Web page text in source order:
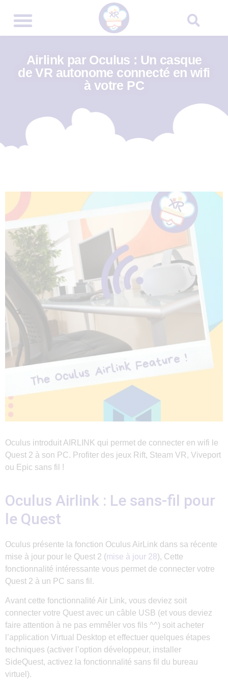
Airlink par Oculus : Un casque
de VR autonome connecté en wifi
à votre PC
Oculus introduit AIRLINK qui permet de connecter en wifi le
Quest 2 à son PC. Profiter des jeux Rift, Steam VR, Viveport
ou Epic sans fil !
Oculus Airlink : Le sans-fil pour
le Quest
Oculus présente la fonction Oculus AirLink dans sa récente
mise à jour pour le Quest 2 (mise à jour 28), Cette
fonctionnalité intéressante vous permet de connecter votre
Quest 2 à un PC sans fil.
Avant cette fonctionnalité Air Link, vous deviez soit
connecter votre Quest avec un câble USB (et vous deviez
faire attention à ne pas emmêler vos fils ^^) soit acheter
l’application Virtual Desktop et effectuer quelques étapes
techniques (activer l’option développeur, installer
SideQuest, activez la fonctionnalité sans fil du bureau
virtuel).